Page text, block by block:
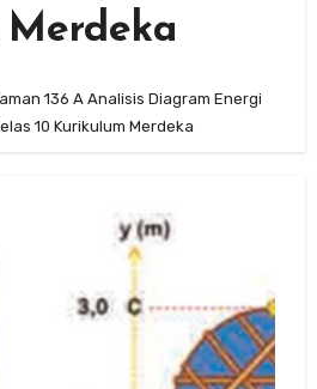
136 A Analisis Diagram Energi
10 Kurikulum Merdeka